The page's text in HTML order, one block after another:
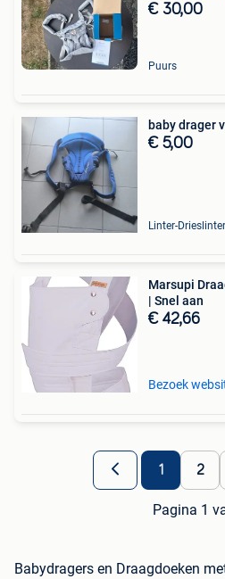
€ 30,00
Puurs
baby drager
€ 5,00
Linter-Drieslinter
Marsupi
| Snel aan
€ 42,66
Bezoek
1 2
Pagina 1
Babydragers en Draagdoeken